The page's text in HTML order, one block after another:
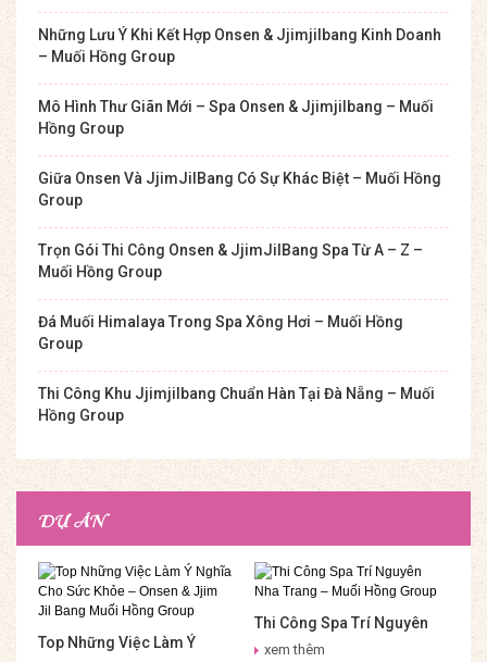
Những Lưu Ý Khi Kết Hợp Onsen & Jjimjilbang Kinh Doanh
– Muối Hồng Group
Mô Hình Thư Giãn Mới – Spa Onsen & Jjimjilbang – Muối
Hồng Group
Giữa Onsen Và JjimJilBang Có Sự Khác Biệt – Muối Hồng
Group
Trọn Gói Thi Công Onsen & JjimJilBang Spa Từ A – Z –
Muối Hồng Group
Đá Muối Himalaya Trong Spa Xông Hơi – Muối Hồng
Group
Thi Công Khu Jjimjilbang Chuẩn Hàn Tại Đà Nẵng – Muối
Hồng Group
DỰ ÁN
Top Những Việc Làm Ý
Thi Công Spa Trí Nguyên
Nha Trang – Muối Hồng
xem thêm